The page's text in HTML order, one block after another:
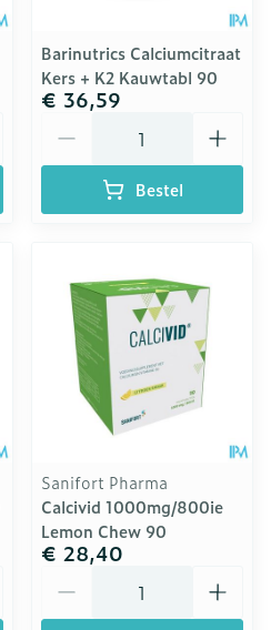
Barinutrics Calciumcitraat
Kers + K2 Kauwtabl 90
€ 36,59
Bestel
Sanifort Pharma
Calcivid 1000mg/800ie
Lemon Chew 90
€ 28,40